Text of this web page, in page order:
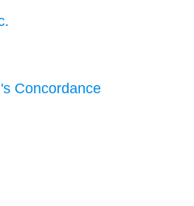
Concordance